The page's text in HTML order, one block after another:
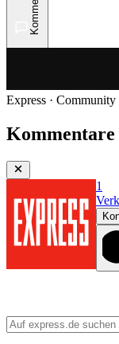
Express · Community
Kommentare
1